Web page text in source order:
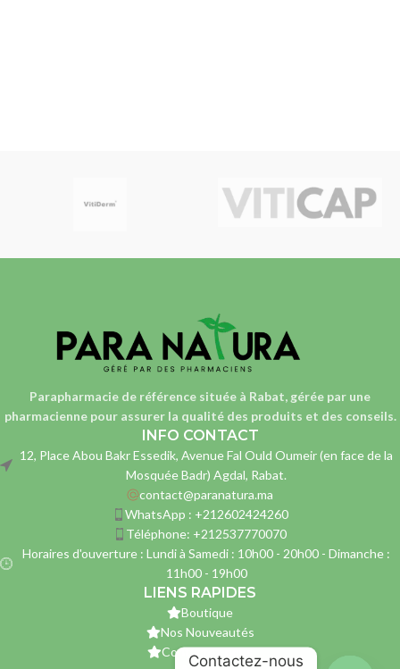
Parapharmacie de référence située à Rabat, gérée par une
pharmaciennepour assurer la qualité des produits et des conseils.
INFO CONTACT
12, Place Abou Bakr Essedik, Avenue Fal Ould Oumeir (en face de la
Mosquée Badr) Agdal, Rabat.
contact@paranatura.ma
WhatsApp : +212602424260
Téléphone: +212537770070
Horaires d'ouverture : Lundi à Samedi : 10h00 - 20h00 - Dimanche :
11h00 - 19h00
LIENS RAPIDES
Boutique
Nos Nouveautés
Contactez-nous
Contactez-nous